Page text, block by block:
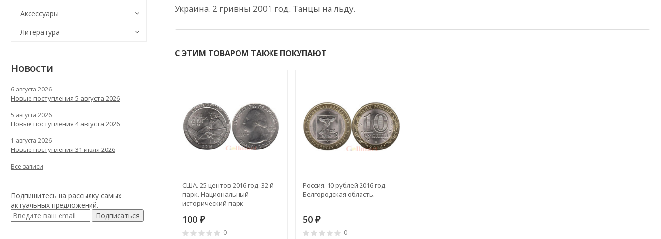
Украина. 2 гривны 2001 год. Танцы на льду.
С ЭТИМ ТОВАРОМ ТАКЖЕ ПОКУПАЮТ
США. 25 центов 2016 год. 32-й
парк. Национальный
исторический парк
100 ₽
0
Россия. 10 рублей 2016 год.
Белгородская область.
50 ₽
0
Аксессуары
Литература
Новости
6 августа 2026
Новые поступления 5 августа 2026
5 августа 2026
Новые поступления 4 августа 2026
1 августа 2026
Новые поступления 31 июля 2026
Все записи
Подпишитесь на рассылку самых
актуальных предложений.
Подписаться